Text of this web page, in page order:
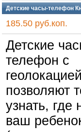
Детские часы-телефон
185.50 руб.коп.
Детские
телефон с
геолокацией
позволяют
узнать, где
ваш